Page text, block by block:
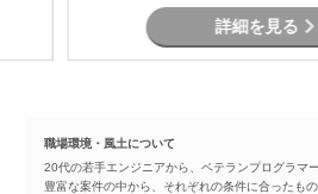
詳細を見る
職場環境・風土について
20代の若手エンジニアから、ベテランプログラマ
豊富な案件の中から、それぞれの条件に合ったも